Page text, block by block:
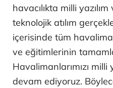
havacılıkta milli
teknolojik atılım
içerisinde tüm
ve eğitimlerinin
Havalimanlarımızı
devam ediyoruz.